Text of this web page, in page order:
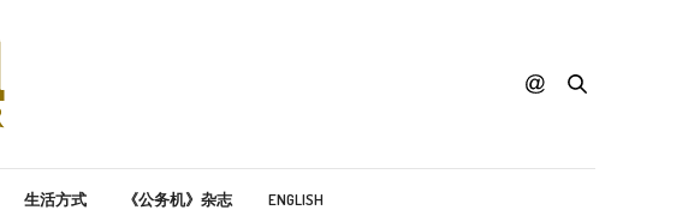
生活方式 《公务机》杂志 ENGLISH